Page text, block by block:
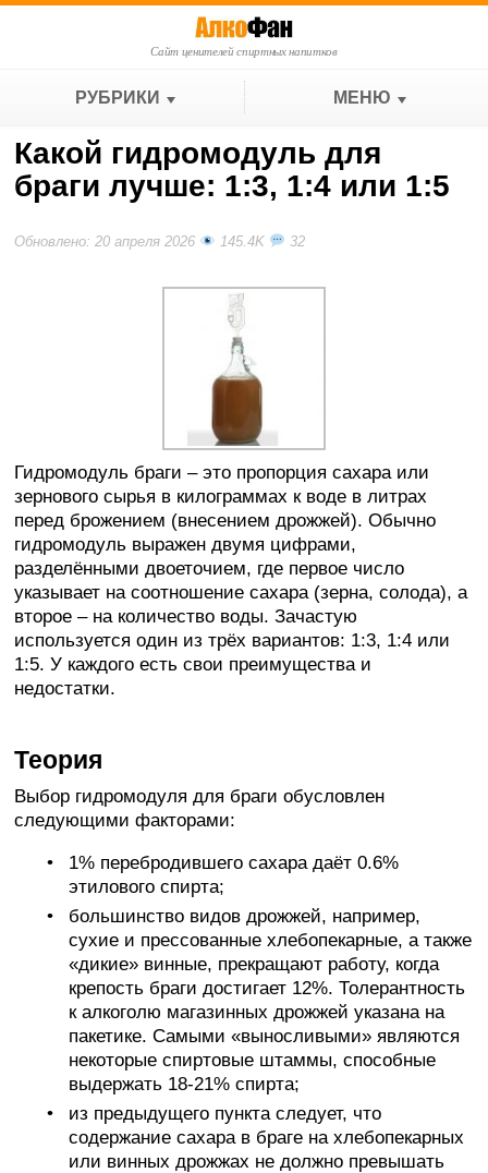
Сайт ценителей спиртных напитков
РУБРИКИ МЕНЮ
Какой гидромодуль для
браги лучше: 1:3, 1:4 или 1:5
Обновлено: 20 апреля 2026 145.4K 32
Гидромодуль браги – это пропорция сахара или
зернового сырья в килограммах к воде в литрах
перед брожением (внесением дрожжей). Обычно
гидромодуль выражен двумя цифрами,
разделёнными двоеточием, где первое число
указывает на соотношение сахара (зерна, солода), а
второе – на количество воды. Зачастую
используется один из трёх вариантов: 1:3, 1:4 или
1:5. У каждого есть свои преимущества и
недостатки.
Теория
Выбор гидромодуля для браги обусловлен
следующими факторами:
1% перебродившего сахара даёт 0.6%
этилового спирта;
большинство видов дрожжей, например,
сухие и прессованные хлебопекарные, а также
«дикие» винные, прекращают работу, когда
крепость браги достигает 12%. Толерантность
к алкоголю магазинных дрожжей указана на
пакетике. Самыми «выносливыми» являются
некоторые спиртовые штаммы, способные
выдержать 18-21% спирта;
из предыдущего пункта следует, что
содержание сахара в браге на хлебопекарных
или винных дрожжах не должно превышать